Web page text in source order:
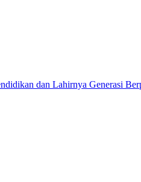
dan Lahirnya Generasi